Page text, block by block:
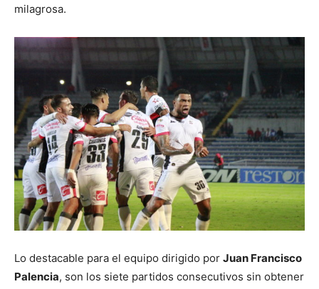
milagrosa.
Lo destacable para el equipo dirigido por Juan Francisco
Palencia, son los siete partidos consecutivos sin obtener